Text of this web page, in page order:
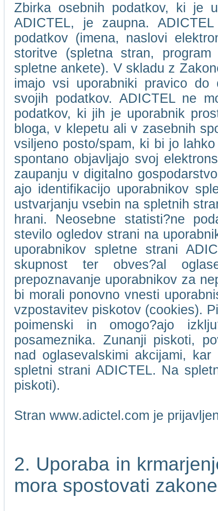
Zbirka osebnih podatkov, ki je
ADICTEL, je zaupna.
podatkov (imena, naslovi
storitve (spletna stran,
spletne ankete). V skladu z
imajo vsi uporabniki pravico do
svojih podatkov. ADICTEL ne
podatkov, ki jih je uporabnik
bloga, v klepetu ali v zasebnih
vsiljeno posto/spam, ki bi jo
spontano objavljajo svoj
zaupanju v digitalno
ajo identifikacijo uporabnikov
ustvarjanju vsebin na spletnih
hrani. Neosebne statisti?ne
stevilo ogledov strani na
uporabnikov spletne strani
skupnost ter obves?al
prepoznavanje uporabnikov za
bi morali ponovno vnesti
vzpostavitev piskotov (cookies).
poimenski in omogo?ajo
posameznika. Zunanji piskoti,
nad oglasevalskimi akcijami,
spletni strani ADICTEL. Na
piskoti).
Stran www.adictel.com je
2. Uporaba in
mora spostovati